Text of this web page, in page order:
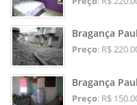
Bragança
Preço: R$
Bragança
Preço: R$